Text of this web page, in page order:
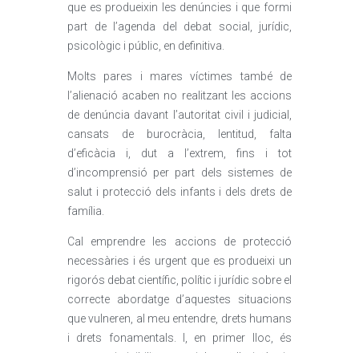
que es produeixin les denúncies i que formi
part de l’agenda del debat social, jurídic,
psicològic i públic, en definitiva.
Molts pares i mares víctimes també de
l’alienació acaben no realitzant les accions
de denúncia davant l’autoritat civil i judicial,
cansats de burocràcia, lentitud, falta
d’eficàcia i, dut a l’extrem, fins i tot
d’incomprensió per part dels sistemes de
salut i protecció dels infants i dels drets de
família.
Cal emprendre les accions de protecció
necessàries i és urgent que es produeixi un
rigorós debat científic, polític i jurídic sobre el
correcte abordatge d’aquestes situacions
que vulneren, al meu entendre, drets humans
i drets fonamentals. I, en primer lloc, és